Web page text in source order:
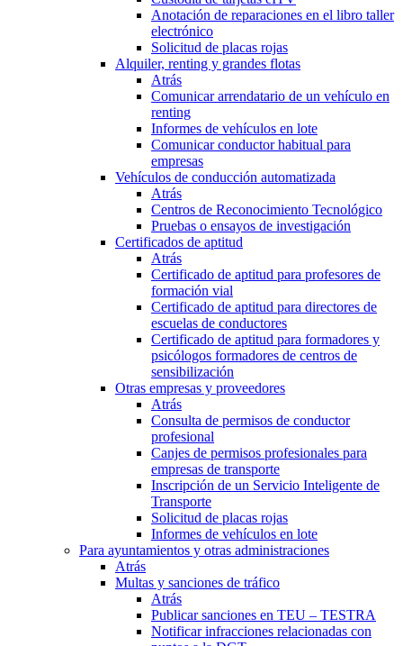
Anotación de reparaciones en el libro taller
electrónico
Solicitud de placas rojas
Alquiler, renting y grandes flotas
Atrás
Comunicar arrendatario de un vehículo en
renting
Informes de vehículos en lote
Comunicar conductor habitual para
empresas
Vehículos de conducción automatizada
Atrás
Centros de Reconocimiento Tecnológico
Pruebas o ensayos de investigación
Certificados de aptitud
Atrás
Certificado de aptitud para profesores de
formación vial
Certificado de aptitud para directores de
escuelas de conductores
Certificado de aptitud para formadores y
psicólogos formadores de centros de
sensibilización
Otras empresas y proveedores
Atrás
Consulta de permisos de conductor
profesional
Canjes de permisos profesionales para
empresas de transporte
Inscripción de un Servicio Inteligente de
Transporte
Solicitud de placas rojas
Informes de vehículos en lote
Para ayuntamientos y otras administraciones
Atrás
Multas y sanciones de tráfico
Atrás
Publicar sanciones en TEU – TESTRA
Notificar infracciones relacionadas con